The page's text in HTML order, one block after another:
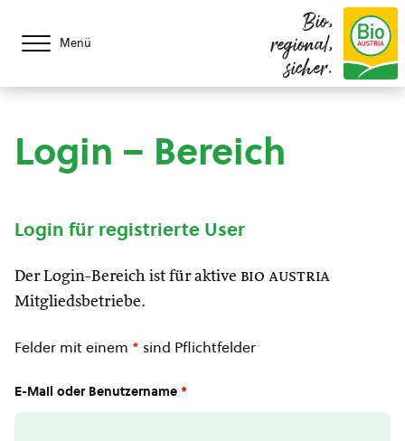
Menü
Bio,
regional,
sicher.
Login – Bereich
Login für registrierte User
Der Login-Bereich ist für aktive bio austria
Mitgliedsbetriebe.
Felder mit einem * sind Pflichtfelder
E-Mail oder Benutzername *